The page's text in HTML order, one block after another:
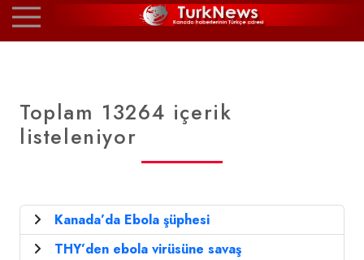
Toplam 13264 içerik
listeleniyor
Kanada’da Ebola şüphesi
THY’den ebola virüsüne savaş